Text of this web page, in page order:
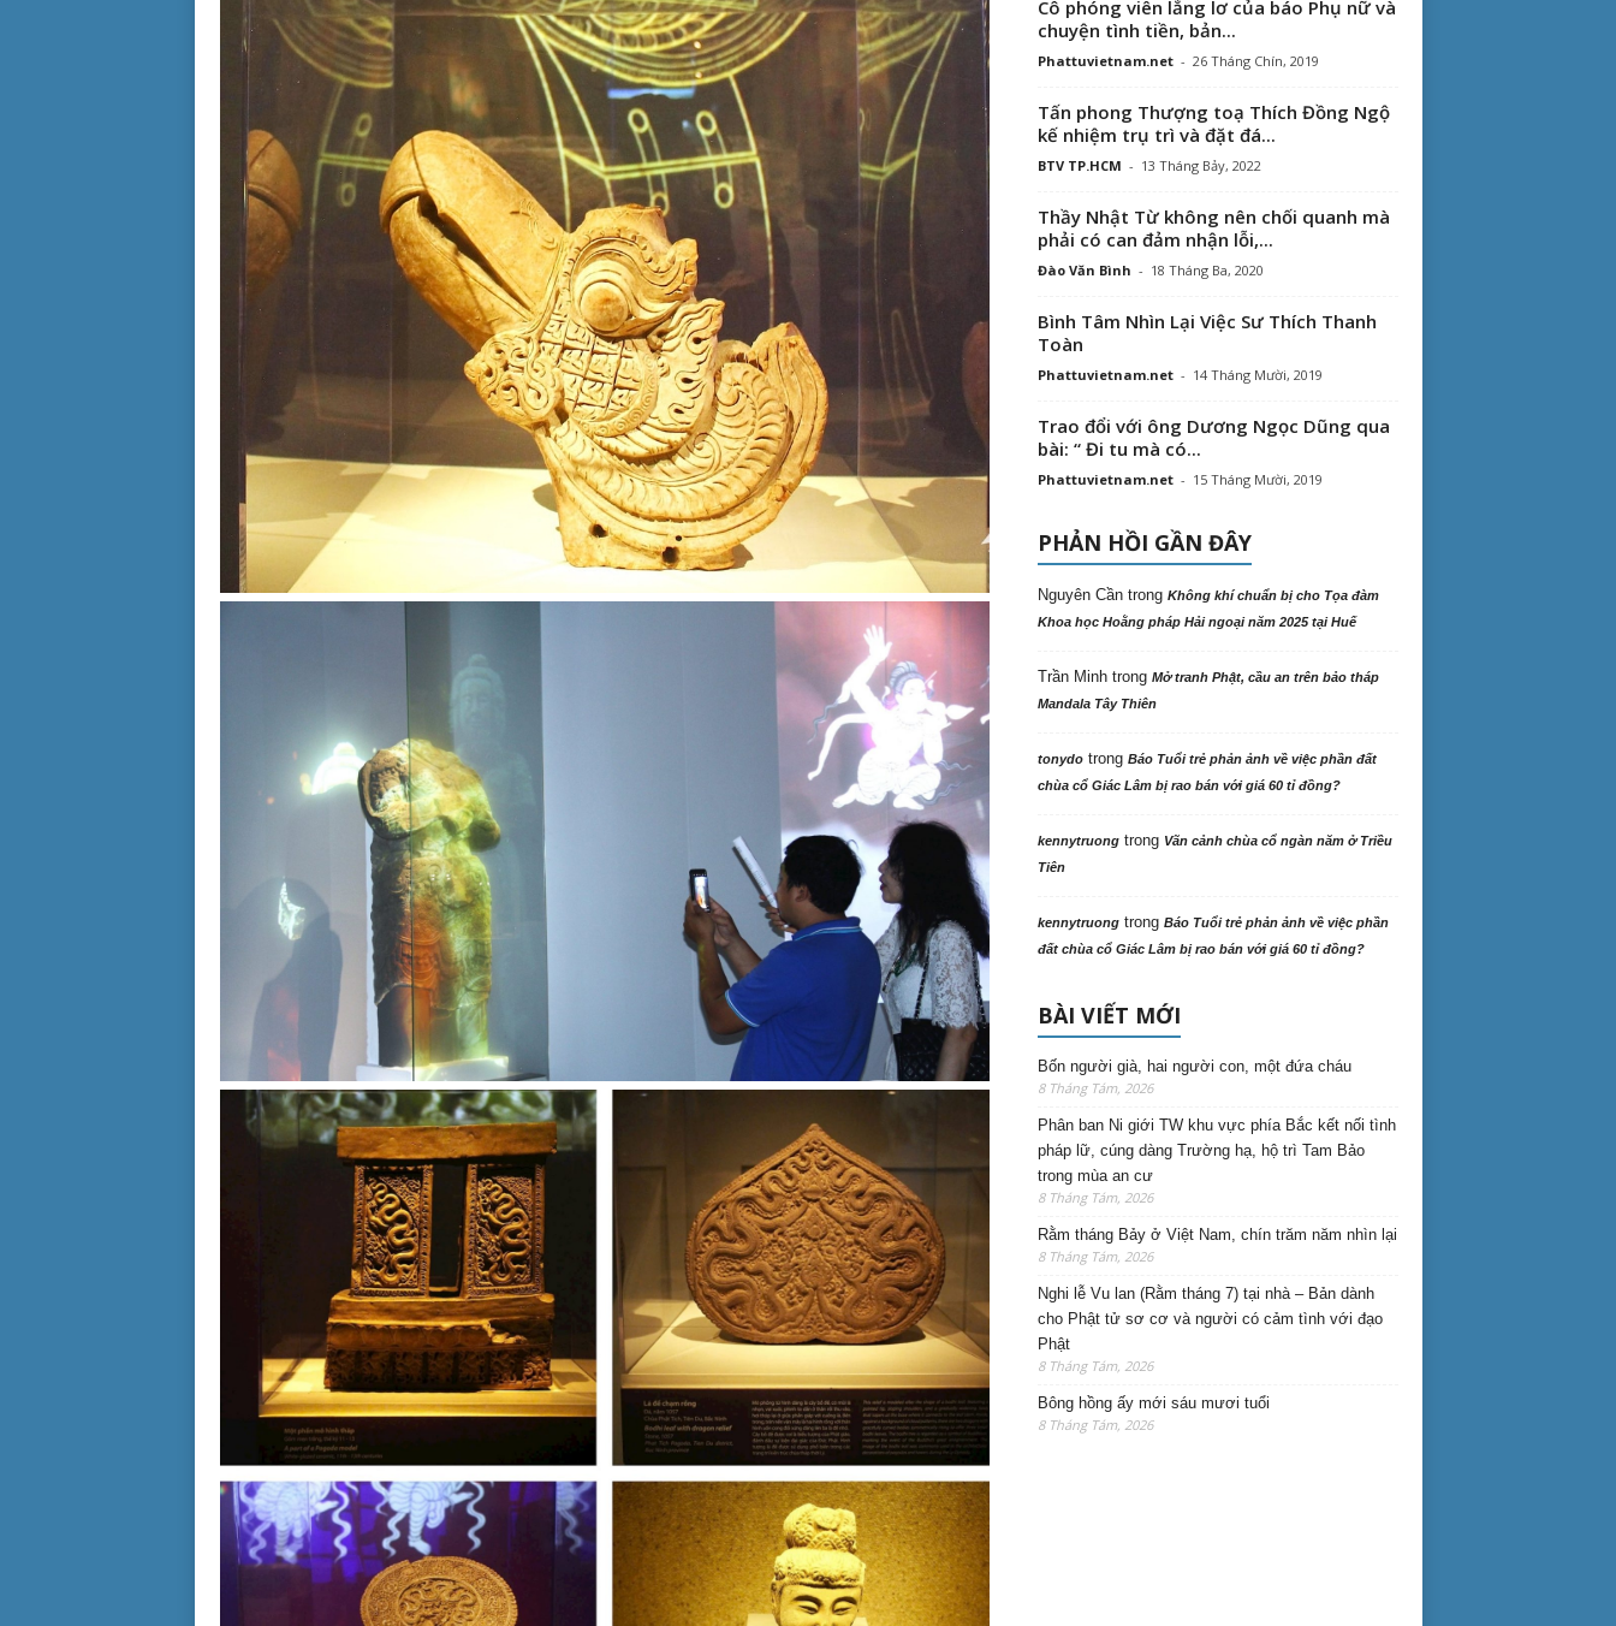
Cô phóng viên lẳng lơ của báo Phụ nữ và
chuyện tình tiền, bản...
Phattuvietnam.net - 26 Tháng Chín, 2019
Tấn phong Thượng toạ Thích Đồng Ngộ
kế nhiệm trụ trì và đặt đá...
BTV TP.HCM - 13 Tháng Bảy, 2022
Thầy Nhật Từ không nên chối quanh mà
phải có can đảm nhận lỗi,...
Đào Văn Bình - 18 Tháng Ba, 2020
Bình Tâm Nhìn Lại Việc Sư Thích Thanh
Toàn
Phattuvietnam.net - 14 Tháng Mười, 2019
Trao đổi với ông Dương Ngọc Dũng qua
bài: “ Đi tu mà có...
Phattuvietnam.net - 15 Tháng Mười, 2019
PHẢN HỒI GẦN ĐÂY
Nguyên Cầntrong Không khí chuẩn bị cho Tọa đàm
Khoa học Hoằng pháp Hải ngoại năm 2025 tại Huế
Trần Minhtrong Mở tranh Phật, cầu an trên bảo tháp
Mandala Tây Thiên
tonydotrong Báo Tuổi trẻ phản ảnh về việc phần đất
chùa cổ Giác Lâm bị rao bán với giá 60 tỉ đồng?
kennytruongtrong Vãn cảnh chùa cổ ngàn năm ở Triều
Tiên
kennytruongtrong Báo Tuổi trẻ phản ảnh về việc phần
đất chùa cổ Giác Lâm bị rao bán với giá 60 tỉ đồng?
BÀI VIẾT MỚI
Bốn người già, hai người con, một đứa cháu
8 Tháng Tám, 2026
Phân ban Ni giới TW khu vực phía Bắc kết nối tình
pháp lữ, cúng dàng Trường hạ, hộ trì Tam Bảo
trong mùa an cư
8 Tháng Tám, 2026
Rằm tháng Bảy ở Việt Nam, chín trăm năm nhìn lại
8 Tháng Tám, 2026
Nghi lễ Vu lan (Rằm tháng 7) tại nhà – Bản dành
cho Phật tử sơ cơ và người có cảm tình với đạo
Phật
8 Tháng Tám, 2026
Bông hồng ấy mới sáu mươi tuổi
8 Tháng Tám, 2026